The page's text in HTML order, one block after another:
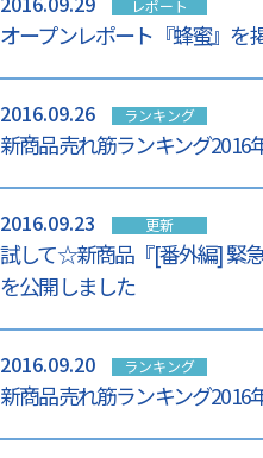
レポート
オープンレポート『蜂蜜』を
2016.09.26 ランキング
新商品売れ筋ランキング2016
2016.09.23 更新
試して☆新商品『[番外編] 緊
を公開しました
2016.09.20 ランキング
新商品売れ筋ランキング2016